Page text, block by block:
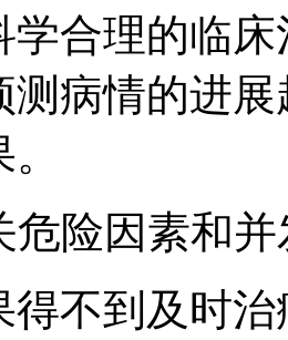
学合理的临
测病情的进
危险因素和
得不到及时